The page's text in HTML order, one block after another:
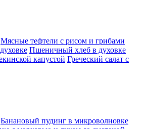
Мясные тефтели с рисом и грибами
Пшеничный хлеб в духовке
Греческий салат с
Банановый пудинг в микроволновке